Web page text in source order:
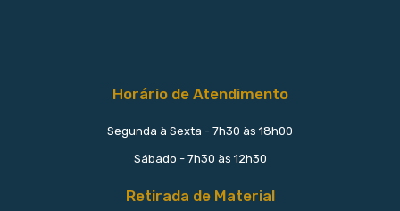
Horário de Atendimento
Segunda à Sexta - 7h30 às 18h00
Sábado - 7h30 às 12h30
Retirada de Material